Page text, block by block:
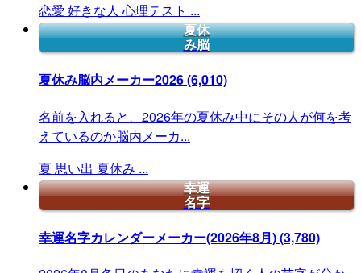
恋愛 好きな人 心理テスト ...
夏休
み脳
夏休み脳内メーカー2026(6,010)
名前を入れると、2026年の夏休み中にその人が何を考
えているのか脳内メーカ...
夏 思い出 夏休み ...
幸運
名字
幸運名字カレンダーメーカー(2026年8月)(3,780)